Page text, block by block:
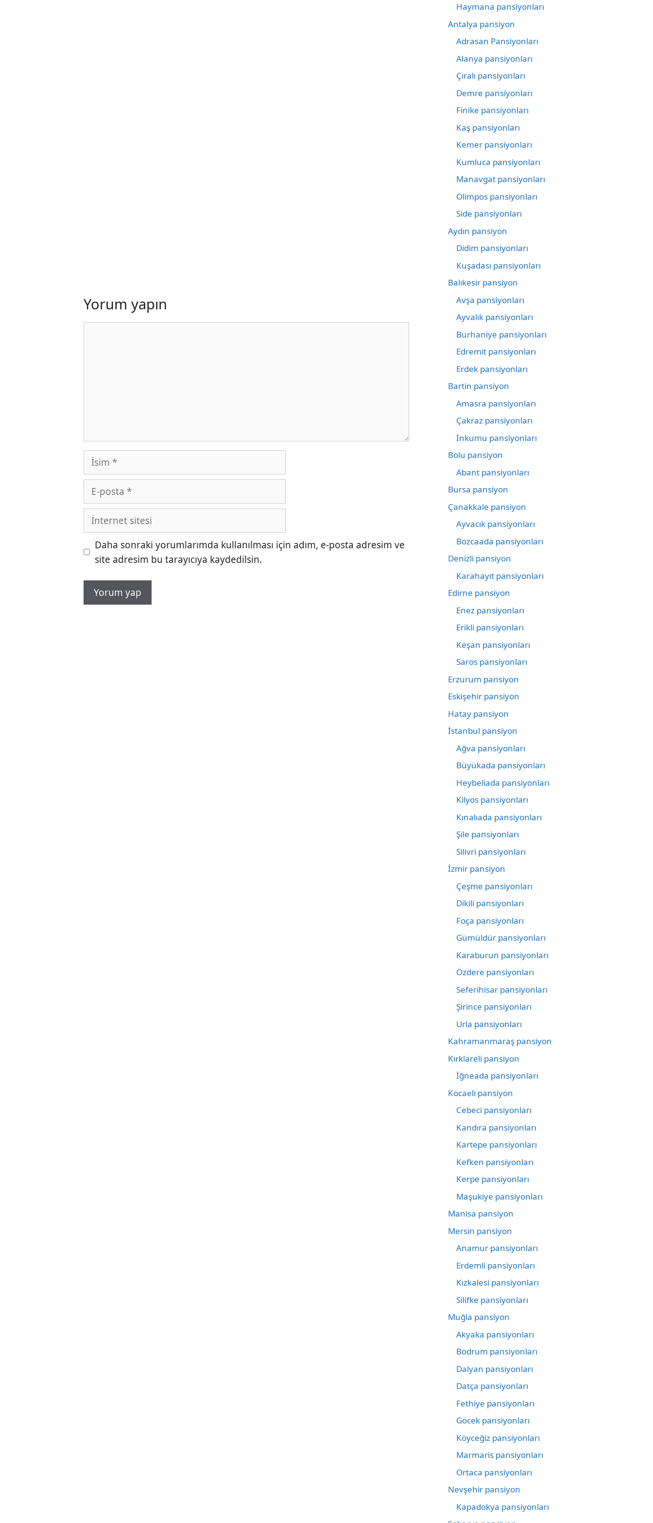
Yorum yapın
İsim
posta
İnternet
sitesi
Daha sonraki yorumlarımda kullanılması için adım, e-posta adresim ve
site adresim bu tarayıcıya kaydedilsin.
Haymana pansiyonları
Antalya pansiyon
Adrasan Pansiyonları
Alanya pansiyonları
Çıralı pansiyonları
Demre pansiyonları
Finike pansiyonları
Kaş pansiyonları
Kemer pansiyonları
Kumluca pansiyonları
Manavgat pansiyonları
Olimpos pansiyonları
Side pansiyonları
Aydın pansiyon
Didim pansiyonları
Kuşadası pansiyonları
Balıkesir pansiyon
Avşa pansiyonları
Ayvalık pansiyonları
Burhaniye pansiyonları
Edremit pansiyonları
Erdek pansiyonları
Bartin pansiyon
Amasra pansiyonları
Çakraz pansiyonları
İnkumu pansiyonları
Bolu pansiyon
Abant pansiyonları
Bursa pansiyon
Çanakkale pansiyon
Ayvacık pansiyonları
Bozcaada pansiyonları
Denizli pansiyon
Karahayıt pansiyonları
Edirne pansiyon
Enez pansiyonları
Erikli pansiyonları
Keşan pansiyonları
Saros pansiyonları
Erzurum pansiyon
Eskişehir pansiyon
Hatay pansiyon
İstanbul pansiyon
Ağva pansiyonları
Büyükada pansiyonları
Heybeliada pansiyonları
Kilyos pansiyonları
Kınalıada pansiyonları
Şile pansiyonları
Silivri pansiyonları
İzmir pansiyon
Çeşme pansiyonları
Dikili pansiyonları
Foça pansiyonları
Gümüldür pansiyonları
Karaburun pansiyonları
Özdere pansiyonları
Seferihisar pansiyonları
Şirince pansiyonları
Urla pansiyonları
Kahramanmaraş pansiyon
Kırklareli pansiyon
İğneada pansiyonları
Kocaeli pansiyon
Cebeci pansiyonları
Kandıra pansiyonları
Kartepe pansiyonları
Kefken pansiyonları
Kerpe pansiyonları
Maşukiye pansiyonları
Manisa pansiyon
Mersin pansiyon
Anamur pansiyonları
Erdemli pansiyonları
Kızkalesi pansiyonları
Silifke pansiyonları
Muğla pansiyon
Akyaka pansiyonları
Bodrum pansiyonları
Dalyan pansiyonları
Datça pansiyonları
Fethiye pansiyonları
Göcek pansiyonları
Köyceğiz pansiyonları
Marmaris pansiyonları
Ortaca pansiyonları
Nevşehir pansiyon
Kapadokya pansiyonları